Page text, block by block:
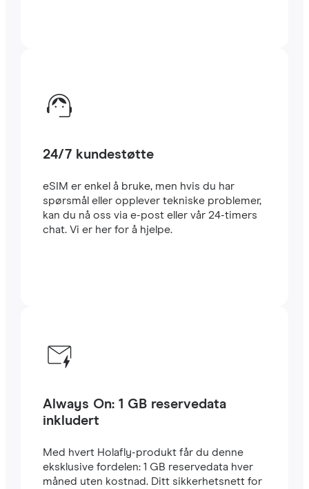
24/7 kundestøtte
eSIM er enkel å bruke, men hvis du har
spørsmål eller opplever tekniske problemer,
kan du nå oss via e-post eller vår 24-timers
chat. Vi er her for å hjelpe.
Always On: 1 GB reservedata
inkludert
Med hvert Holafly-produkt får du denne
eksklusive fordelen: 1 GB reservedata hver
måned uten kostnad. Ditt sikkerhetsnett for